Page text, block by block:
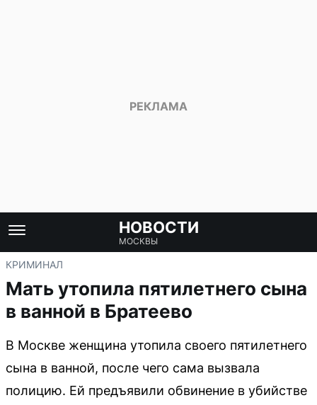
НОВОСТИ
МОСКВЫ
КРИМИНАЛ
Мать утопила пятилетнего сына
в ванной в Братеево
В Москве женщина утопила своего пятилетнего
сына в ванной, после чего сама вызвала
полицию. Ей предъявили обвинение в убийстве